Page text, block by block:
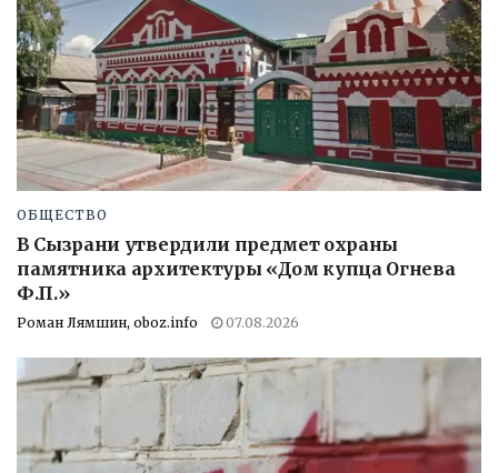
ОБЩЕСТВО
В Сызрани утвердили предмет охраны
памятника архитектуры «Дом купца Огнева
Ф.П.»
Роман Лямшин, oboz.info 07.08.2026